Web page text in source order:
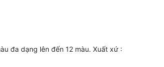
đa dạng lên đến 12 màu. Xuất xứ :